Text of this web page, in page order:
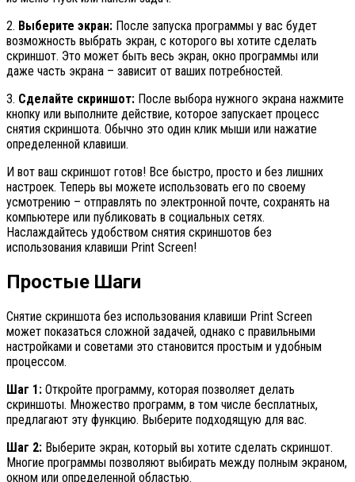
2. Выберите экран: После запуска программы у вас будет
возможность выбрать экран, с которого вы хотите сделать
скриншот. Это может быть весь экран, окно программы или
даже часть экрана – зависит от ваших потребностей.
3. Сделайте скриншот: После выбора нужного экрана нажмите
кнопку или выполните действие, которое запускает процесс
снятия скриншота. Обычно это один клик мыши или нажатие
определенной клавиши.
И вот ваш скриншот готов! Все быстро, просто и без лишних
настроек. Теперь вы можете использовать его по своему
усмотрению – отправлять по электронной почте, сохранять на
компьютере или публиковать в социальных сетях.
Наслаждайтесь удобством снятия скриншотов без
использования клавиши Print Screen!
Простые Шаги
Снятие скриншота без использования клавиши Print Screen
может показаться сложной задачей, однако с правильными
настройками и советами это становится простым и удобным
процессом.
Шаг 1: Откройте программу, которая позволяет делать
скриншоты. Множество программ, в том числе бесплатных,
предлагают эту функцию. Выберите подходящую для вас.
Шаг 2: Выберите экран, который вы хотите сделать скриншот.
Многие программы позволяют выбирать между полным экраном,
окном или определенной областью.